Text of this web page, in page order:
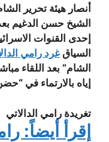
أنصار هيئة تحرير
الشيخ حسن الدغيم
السياقغرد رامي
الشام” بعد اللقاء
إياه بالارتماء في
تغريدة رامي الدالاتي
إقرأ أيضاً: